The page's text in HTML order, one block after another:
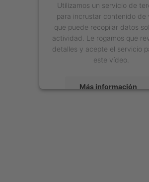
Utilizamos un servicio de
para incrustar contenido de
que puede recopilar datos
actividad. Le rogamos que
detalles y acepte el servicio
este vídeo.
Más información